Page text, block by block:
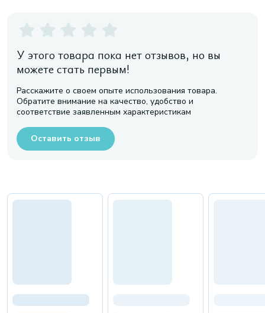
У этого товара пока нет отзывов, но вы
можете стать первым!
Расскажите о своем опыте использования товара.
Обратите внимание на качество, удобство и
соответствие заявленным характеристикам
Оставить отзыв